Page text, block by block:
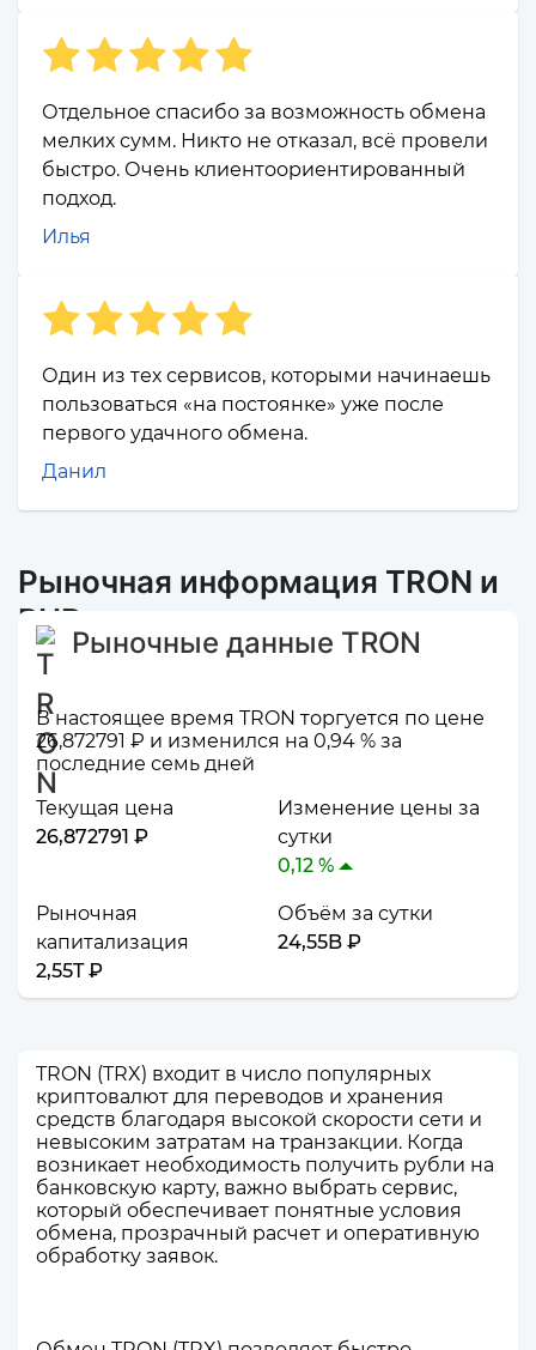
Отдельное спасибо за возможность обмена
мелких сумм. Никто не отказал, всё провели
быстро. Очень клиентоориентированный
подход.
Илья
Один из тех сервисов, которыми начинаешь
пользоваться «на постоянке» уже после
первого удачного обмена.
Данил
Рыночная информация TRON и
RUB
Рыночные данные TRON
В настоящее время TRON торгуется по цене
26,872791 ₽ и изменился на 0,94 % за
последние семь дней
Текущая цена
26,872791 ₽
Изменение цены за
сутки
0,12 %
Рыночная
капитализация
2,55T ₽
Объём за сутки
24,55B ₽
TRON (TRX) входит в число популярных
криптовалют для переводов и хранения
средств благодаря высокой скорости сети и
невысоким затратам на транзакции. Когда
возникает необходимость получить рубли на
банковскую карту, важно выбрать сервис,
который обеспечивает понятные условия
обмена, прозрачный расчет и оперативную
обработку заявок.